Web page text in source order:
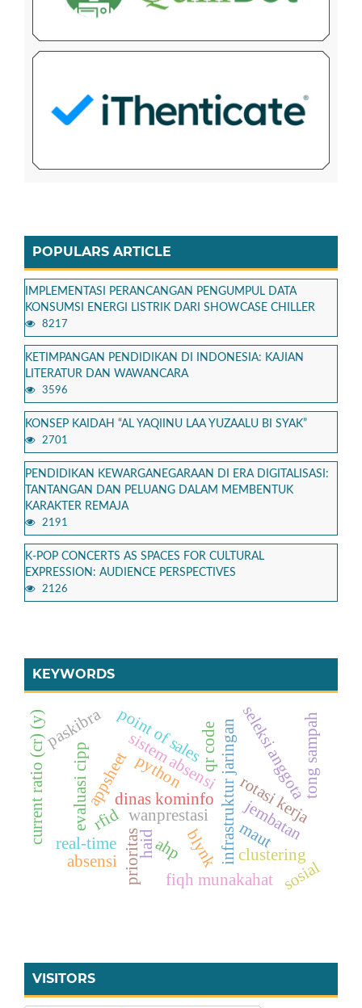
POPULARS ARTICLE
IMPLEMENTASI PERANCANGAN PENGUMPUL DATA
KONSUMSI ENERGI LISTRIK DARI SHOWCASE CHILLER
8217
KETIMPANGAN PENDIDIKAN DI INDONESIA: KAJIAN
LITERATUR DAN WAWANCARA
3596
KONSEP KAIDAH “AL YAQIINU LAA YUZAALU BI SYAK”
2701
PENDIDIKAN KEWARGANEGARAAN DI ERA DIGITALISASI:
TANTANGAN DAN PELUANG DALAM MEMBENTUK
KARAKTER REMAJA
2191
K-POP CONCERTS AS SPACES FOR CULTURAL
EXPRESSION: AUDIENCE PERSPECTIVES
2126
KEYWORDS
wanprestasi
appsheet infrastruktur jaringan
ahp
prioritas
dinas kominfo
fiqh munakahat
rotasi kerja
evaluasi cipp sistem absensi
qr code
real-time
point of sales
clustering
paskibra seleksi anggotatong sampah
blynk
haid
current ratio (cr) (y) jembatan
maut
python
absensi
rfid
sosial
VISITORS